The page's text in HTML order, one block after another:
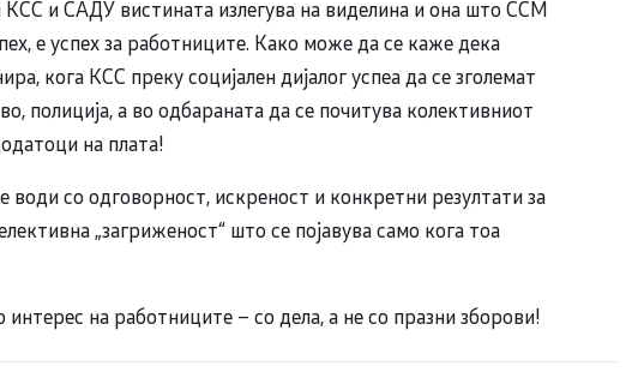
и САДУ вистината излегува на виделина и она што ССМ
е успех за работниците. Како може да се каже дека
кога КСС преку социјален дијалог успеа да се зголемат
полиција, а во одбараната да се почитува колективниот
на плата!
води со одговорност, искреност и конкретни резултати за
„загриженост“ што се појавува само кога тоа
на работниците – со дела, а не со празни зборови!